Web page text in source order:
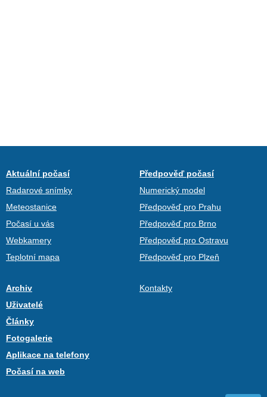
Aktuální počasí
Radarové snímky
Meteostanice
Počasí u vás
Webkamery
Teplotní mapa
Předpověď počasí
Numerický model
Předpověď pro Prahu
Předpověď pro Brno
Předpověď pro Ostravu
Předpověď pro Plzeň
Archiv
Uživatelé
Články
Fotogalerie
Aplikace na telefony
Počasí na web
Kontakty